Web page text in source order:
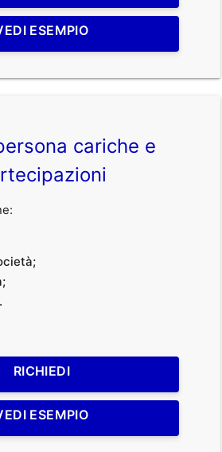
ESEMPIO
cariche e
RICHIEDI
ESEMPIO